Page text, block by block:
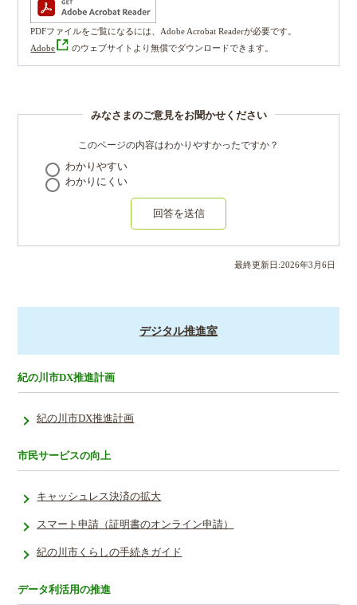
PDFファイルをご覧になるには、Adobe Acrobat Readerが必要です。
Adobe
のウェブサイトより無償でダウンロードできます。
みなさまのご意見をお聞かせください
このページの内容はわかりやすかったですか？
わかりやすい
わかりにくい
回答を送信
最終更新日:2026年3 月6日
デジタル推進室
紀の川市DX推進計画
紀の川市DX推進計画
市民サービスの向上
キャッシュレス決済の拡大
スマート申請（証明書のオンライン申請）
紀の川市くらしの手続きガイド
データ利活用の推進